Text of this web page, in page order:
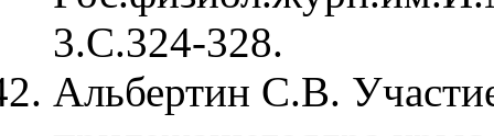
3.С.324-328.
Альбертин С.В.